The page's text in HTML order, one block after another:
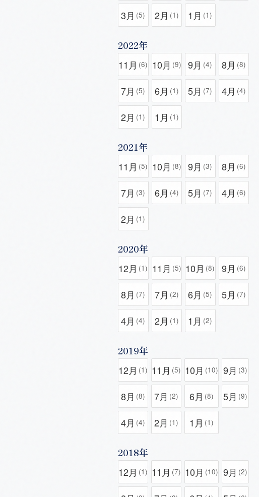
3月 (5) 2月 (1) 1月 (1)
2022年
11月 (6) 10月 (9) 9月 (4) 8月 (8)
7月 (5) 6月 (1) 5月 (7) 4月 (4)
2月 (1) 1月 (1)
2021年
11月 (5) 10月 (8) 9月 (3) 8月 (6)
7月 (3) 6月 (4) 5月 (7) 4月 (6)
2月 (1)
2020年
12月 (1) 11月 (5) 10月 (8) 9月 (6)
8月 (7) 7月 (2) 6月 (5) 5月 (7)
4月 (4) 2月 (1) 1月 (2)
2019年
12月 (1) 11月 (5) 10月 (10) 9月 (3)
8月 (8) 7月 (2) 6月 (8) 5月 (9)
4月 (4) 2月 (1) 1月 (1)
2018年
12月 (1) 11月 (7) 10月 (10) 9月 (2)